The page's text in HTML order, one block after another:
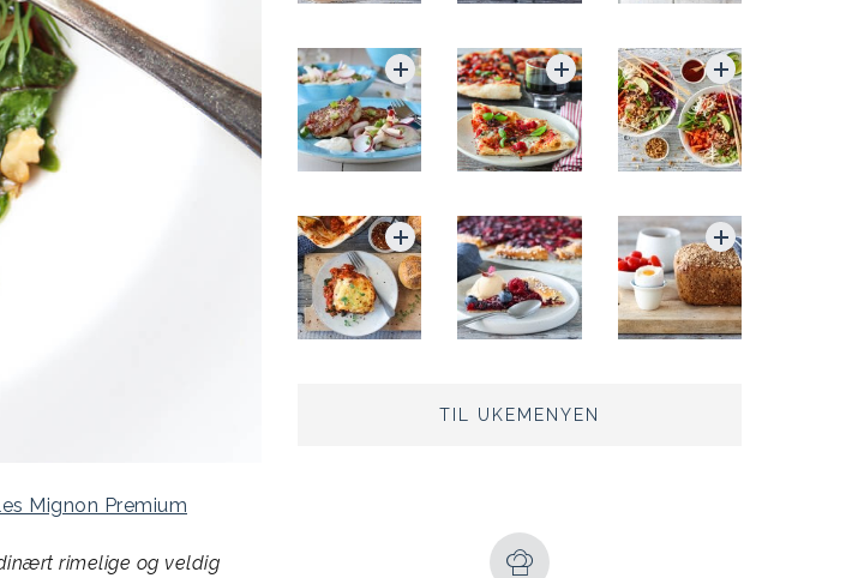
Mignon Premium
rimelige og veldig
TIL UKEMENYEN